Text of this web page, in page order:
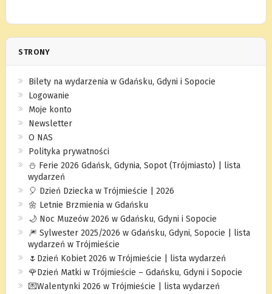
STRONY
Bilety na wydarzenia w Gdańsku, Gdyni i Sopocie
Logowanie
Moje konto
Newsletter
O NAS
Polityka prywatności
⛄️ Ferie 2026 Gdańsk, Gdynia, Sopot (Trójmiasto) | lista
wydarzeń
🎈 Dzień Dziecka w Trójmieście | 2026
🌼 Letnie Brzmienia w Gdańsku
🌙 Noc Muzeów 2026 w Gdańsku, Gdyni i Sopocie
🎆 Sylwester 2025/2026 w Gdańsku, Gdyni, Sopocie | lista
wydarzeń w Trójmieście
🌷Dzień Kobiet 2026 w Trójmieście | lista wydarzeń
🌹Dzień Matki w Trójmieście – Gdańsku, Gdyni i Sopocie
💌Walentynki 2026 w Trójmieście | lista wydarzeń